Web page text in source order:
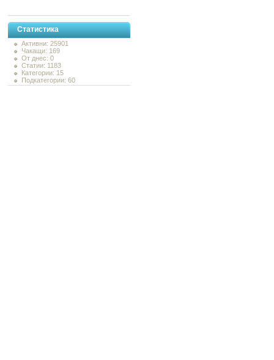
Статистика
Активни: 25901
Чакащи: 169
От днес: 0
Статии: 1183
Категории: 15
Подкатегории: 60